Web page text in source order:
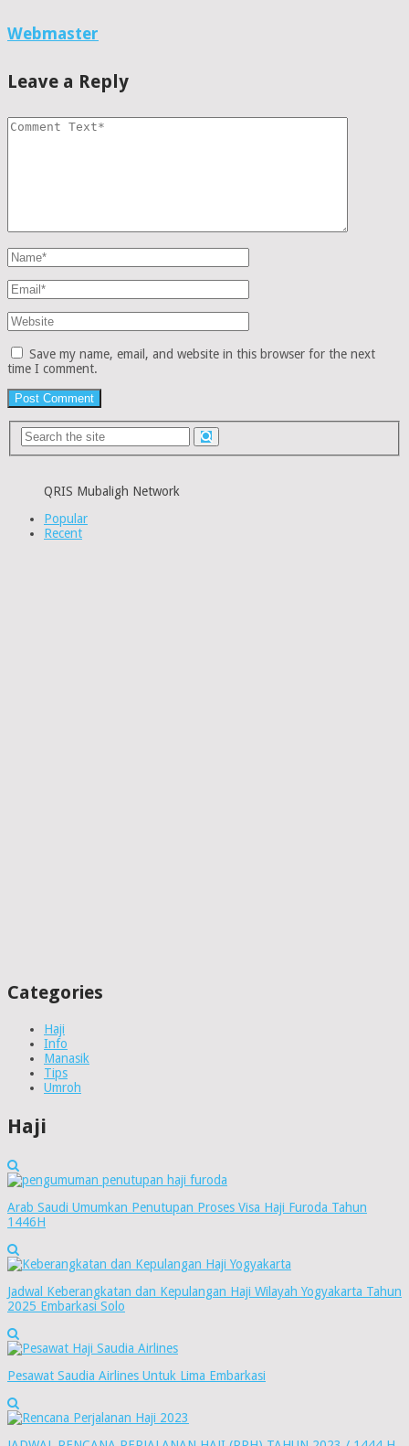
Webmaster
Leave a Reply
Save my name, email, and website in this browser for the next
time I comment.
QRIS Mubaligh Network
Popular
Recent
Categories
Haji
Info
Manasik
Tips
Umroh
Haji
Arab Saudi Umumkan Penutupan Proses Visa Haji Furoda Tahun
1446H
Jadwal Keberangkatan dan Kepulangan Haji Wilayah Yogyakarta Tahun
2025 Embarkasi Solo
Pesawat Saudia Airlines Untuk Lima Embarkasi